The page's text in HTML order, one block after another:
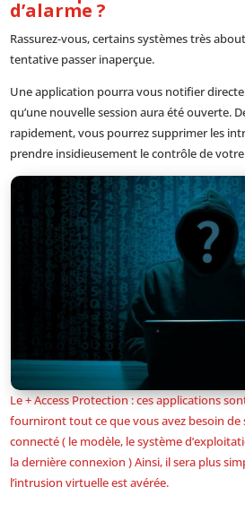
d’alarme ?
Rassurez-vous, certains systèmes très
tentative passer inaperçue.
Une application pourra vous notifier
qu’une nouvelle session aura été ouverte.
rapidement, vous pourrez supprimer les
prendre insidieusement le contrôle de
Le + Access Protection : ces applications
fourniront tout ce que vous avez besoin de
connecté ( le modèle, le système
la dernière connexion ) Ainsi, il sera plus
l’intrusion virtuelle est avérée.